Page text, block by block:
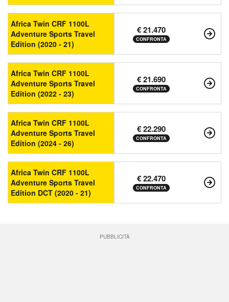
Africa Twin CRF 1100L
Adventure Sports Travel
Edition (2020 - 21)
€ 21.470
CONFRONTA
Africa Twin CRF 1100L
Adventure Sports Travel
Edition (2022 - 23)
€ 21.690
CONFRONTA
Africa Twin CRF 1100L
Adventure Sports Travel
Edition (2024 - 26)
€ 22.290
CONFRONTA
Africa Twin CRF 1100L
Adventure Sports Travel
Edition DCT (2020 - 21)
€ 22.470
CONFRONTA
PUBBLICITÀ